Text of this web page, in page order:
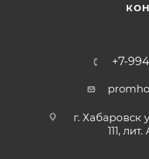
+7-
г. Хабаровск
111,